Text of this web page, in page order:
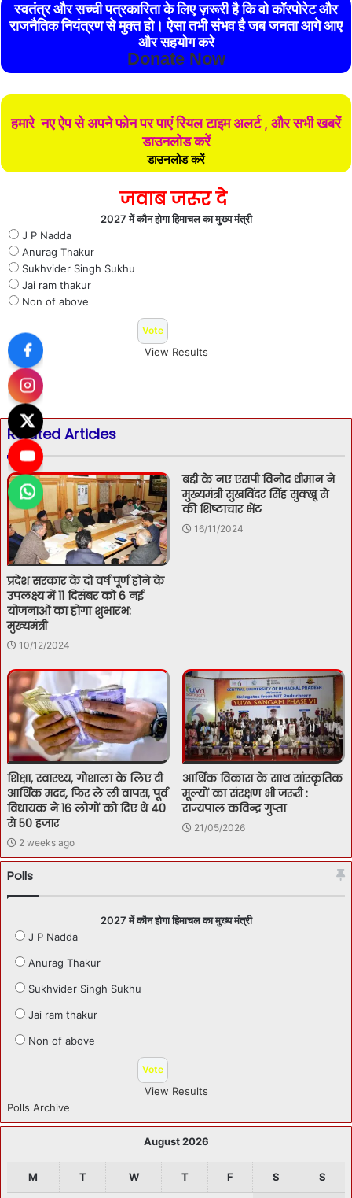
स्वतंत्र और सच्ची पत्रकारिता के लिए ज़रूरी है कि वो कॉरपोरेट और
राजनैतिक नियंत्रण से मुक्त हो। ऐसा तभी संभव है जब जनता आगे आए
और सहयोग करे
Donate Now
हमारे नए ऐप से अपने फोन पर पाएं रियल टाइम अलर्ट , और सभी खबरें
डाउनलोड करें
डाउनलोड करें
जवाब जरूर दे
2027 में कौन होगा हिमाचल का मुख्य मंत्री
J P Nadda
Anurag Thakur
Sukhvider Singh Sukhu
Jai ram thakur
Non of above
View Results
Related Articles
प्रदेश सरकार के दो वर्ष पूर्ण होने के
उपलक्ष्य में 11 दिसंबर को 6 नई
योजनाओं का होगा शुभारंभ:
मुख्यमंत्री
10/12/2024
बद्दी के नए एसपी विनोद धीमान ने
मुख्यमंत्री सुखविंदर सिंह सुक्खू से
की शिष्टाचार भेंट
16/11/2024
शिक्षा, स्वास्थ्य, गोशाला के लिए दी
आर्थिक मदद, फिर ले ली वापस, पूर्व
विधायक ने 16 लोगों को दिए थे 40
से 50 हजार
2 weeks ago
आर्थिक विकास के साथ सांस्कृतिक
मूल्यों का संरक्षण भी जरूरी :
राज्यपाल कविन्द्र गुप्ता
21/05/2026
Polls
2027 में कौन होगा हिमाचल का मुख्य मंत्री
J P Nadda
Anurag Thakur
Sukhvider Singh Sukhu
Jai ram thakur
Non of above
View Results
Polls Archive
August 2026
M T W T F S S